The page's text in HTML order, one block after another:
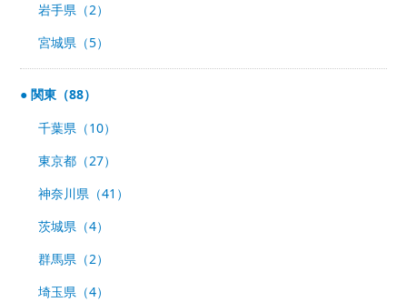
岩手県（2）
宮城県（5）
関東（88）
千葉県（10）
東京都（27）
神奈川県（41）
茨城県（4）
群馬県（2）
埼玉県（4）